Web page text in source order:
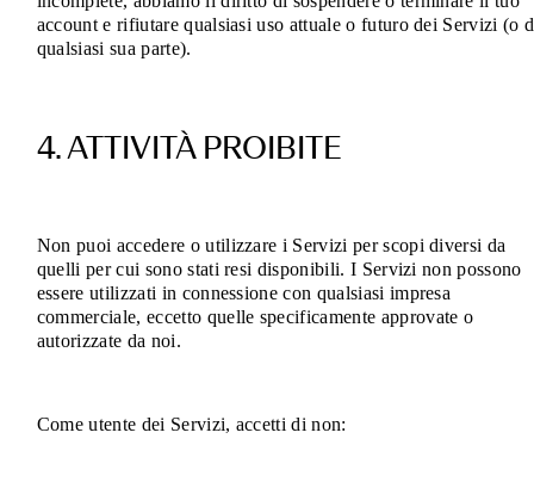
account e rifiutare qualsiasi uso attuale o futuro dei Servizi (o
qualsiasi sua parte).
4. ATTIVITÀ PROIBITE
Non puoi accedere o utilizzare i Servizi per scopi diversi da
quelli per cui sono stati resi disponibili. I Servizi non possono
essere utilizzati in connessione con qualsiasi impresa
commerciale, eccetto quelle specificamente approvate o
autorizzate da noi.
Come utente dei Servizi, accetti di non: